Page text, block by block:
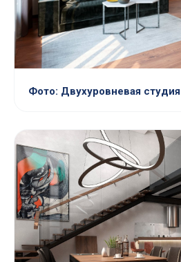
Фото: Двухуровневая студия